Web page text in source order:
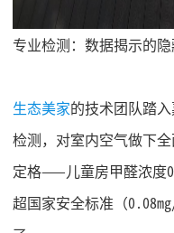
专业检测：数据揭示的
生态美家的技术团队踏
检测，对室内空气做下
定格——儿童房甲醛浓度
超国家安全标准（